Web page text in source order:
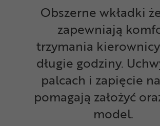
Obszerne wkładki
zapewniają
trzymania
długie godziny.
palcach i zapięcie
pomagają założyć
model.